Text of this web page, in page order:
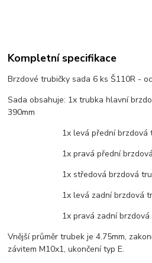
Kompletní specifikace
Brzdové trubičky sada 6 ks Š110R -
Sada obsahuje: 1x trubka hlavní
390mm
1x levá přední brzdová
1x pravá přední brzdová
1x středová brzdová
1x levá zadní brzdová
1x pravá zadní brzdová
Vnější průměr trubek je 4.75mm,
závitem M10x1, ukončení typ E.